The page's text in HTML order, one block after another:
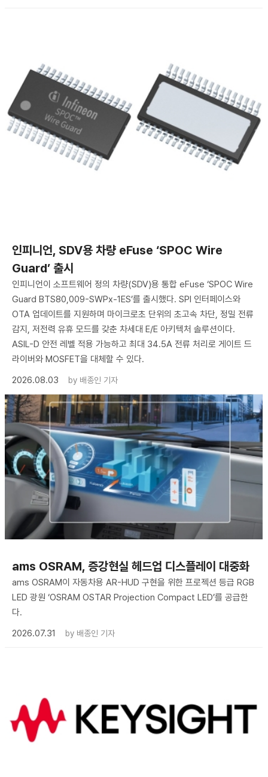
인피니언, SDV용 차량 eFuse ‘SPOC Wire
Guard’ 출시
인피니언이 소프트웨어 정의 차량(SDV)용 통합 eFuse ‘SPOC Wire
Guard BTS80,009-SWPx-1ES’를 출시했다. SPI 인터페이스와
OTA 업데이트를 지원하며 마이크로초 단위의 초고속 차단, 정밀 전류
감지, 저전력 유휴 모드를 갖춘 차세대 E/E 아키텍처 솔루션이다.
ASIL-D 안전 레벨 적용 가능하고 최대 34.5A 전류 처리로 게이트 드
라이버와 MOSFET을 대체할 수 있다.
2026.08.03
by 배종인 기자
ams OSRAM, 증강현실 헤드업 디스플레이 대중화
ams OSRAM이 자동차용 AR-HUD 구현을 위한 프로젝션 등급 RGB
LED 광원 ‘OSRAM OSTAR Projection Compact LED’를 공급한
다.
2026.07.31
by 배종인 기자